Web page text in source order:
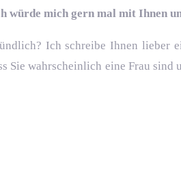
würde mich gern mal mit Ihnen
Ich schreibe Ihnen
Sie wahrscheinlich eine Frau